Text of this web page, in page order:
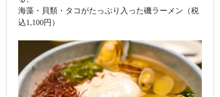
海藻・貝類・タコがたっぷり入った磯ラーメン（税
込1,100円）